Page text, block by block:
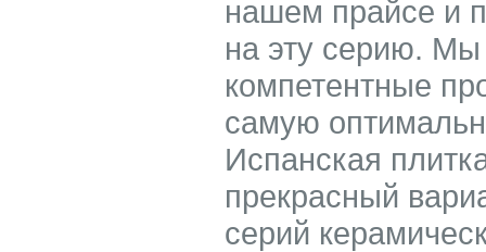
нашем прайсе и
на эту серию.
компетентные
самую
Испанская
прекрасный
серий